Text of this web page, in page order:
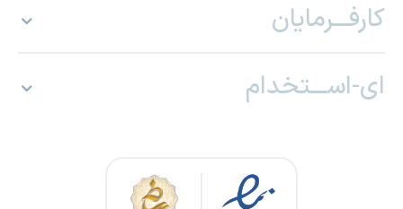
کارفـــرمایان
ای-اســـتخدام